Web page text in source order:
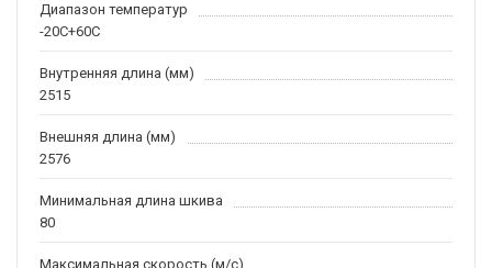
Диапазон температур
-20С+60С
Внутренняя длина (мм)
2515
Внешняя длина (мм)
2576
Минимальная длина шкива
80
Максимальная скорость (м/c)